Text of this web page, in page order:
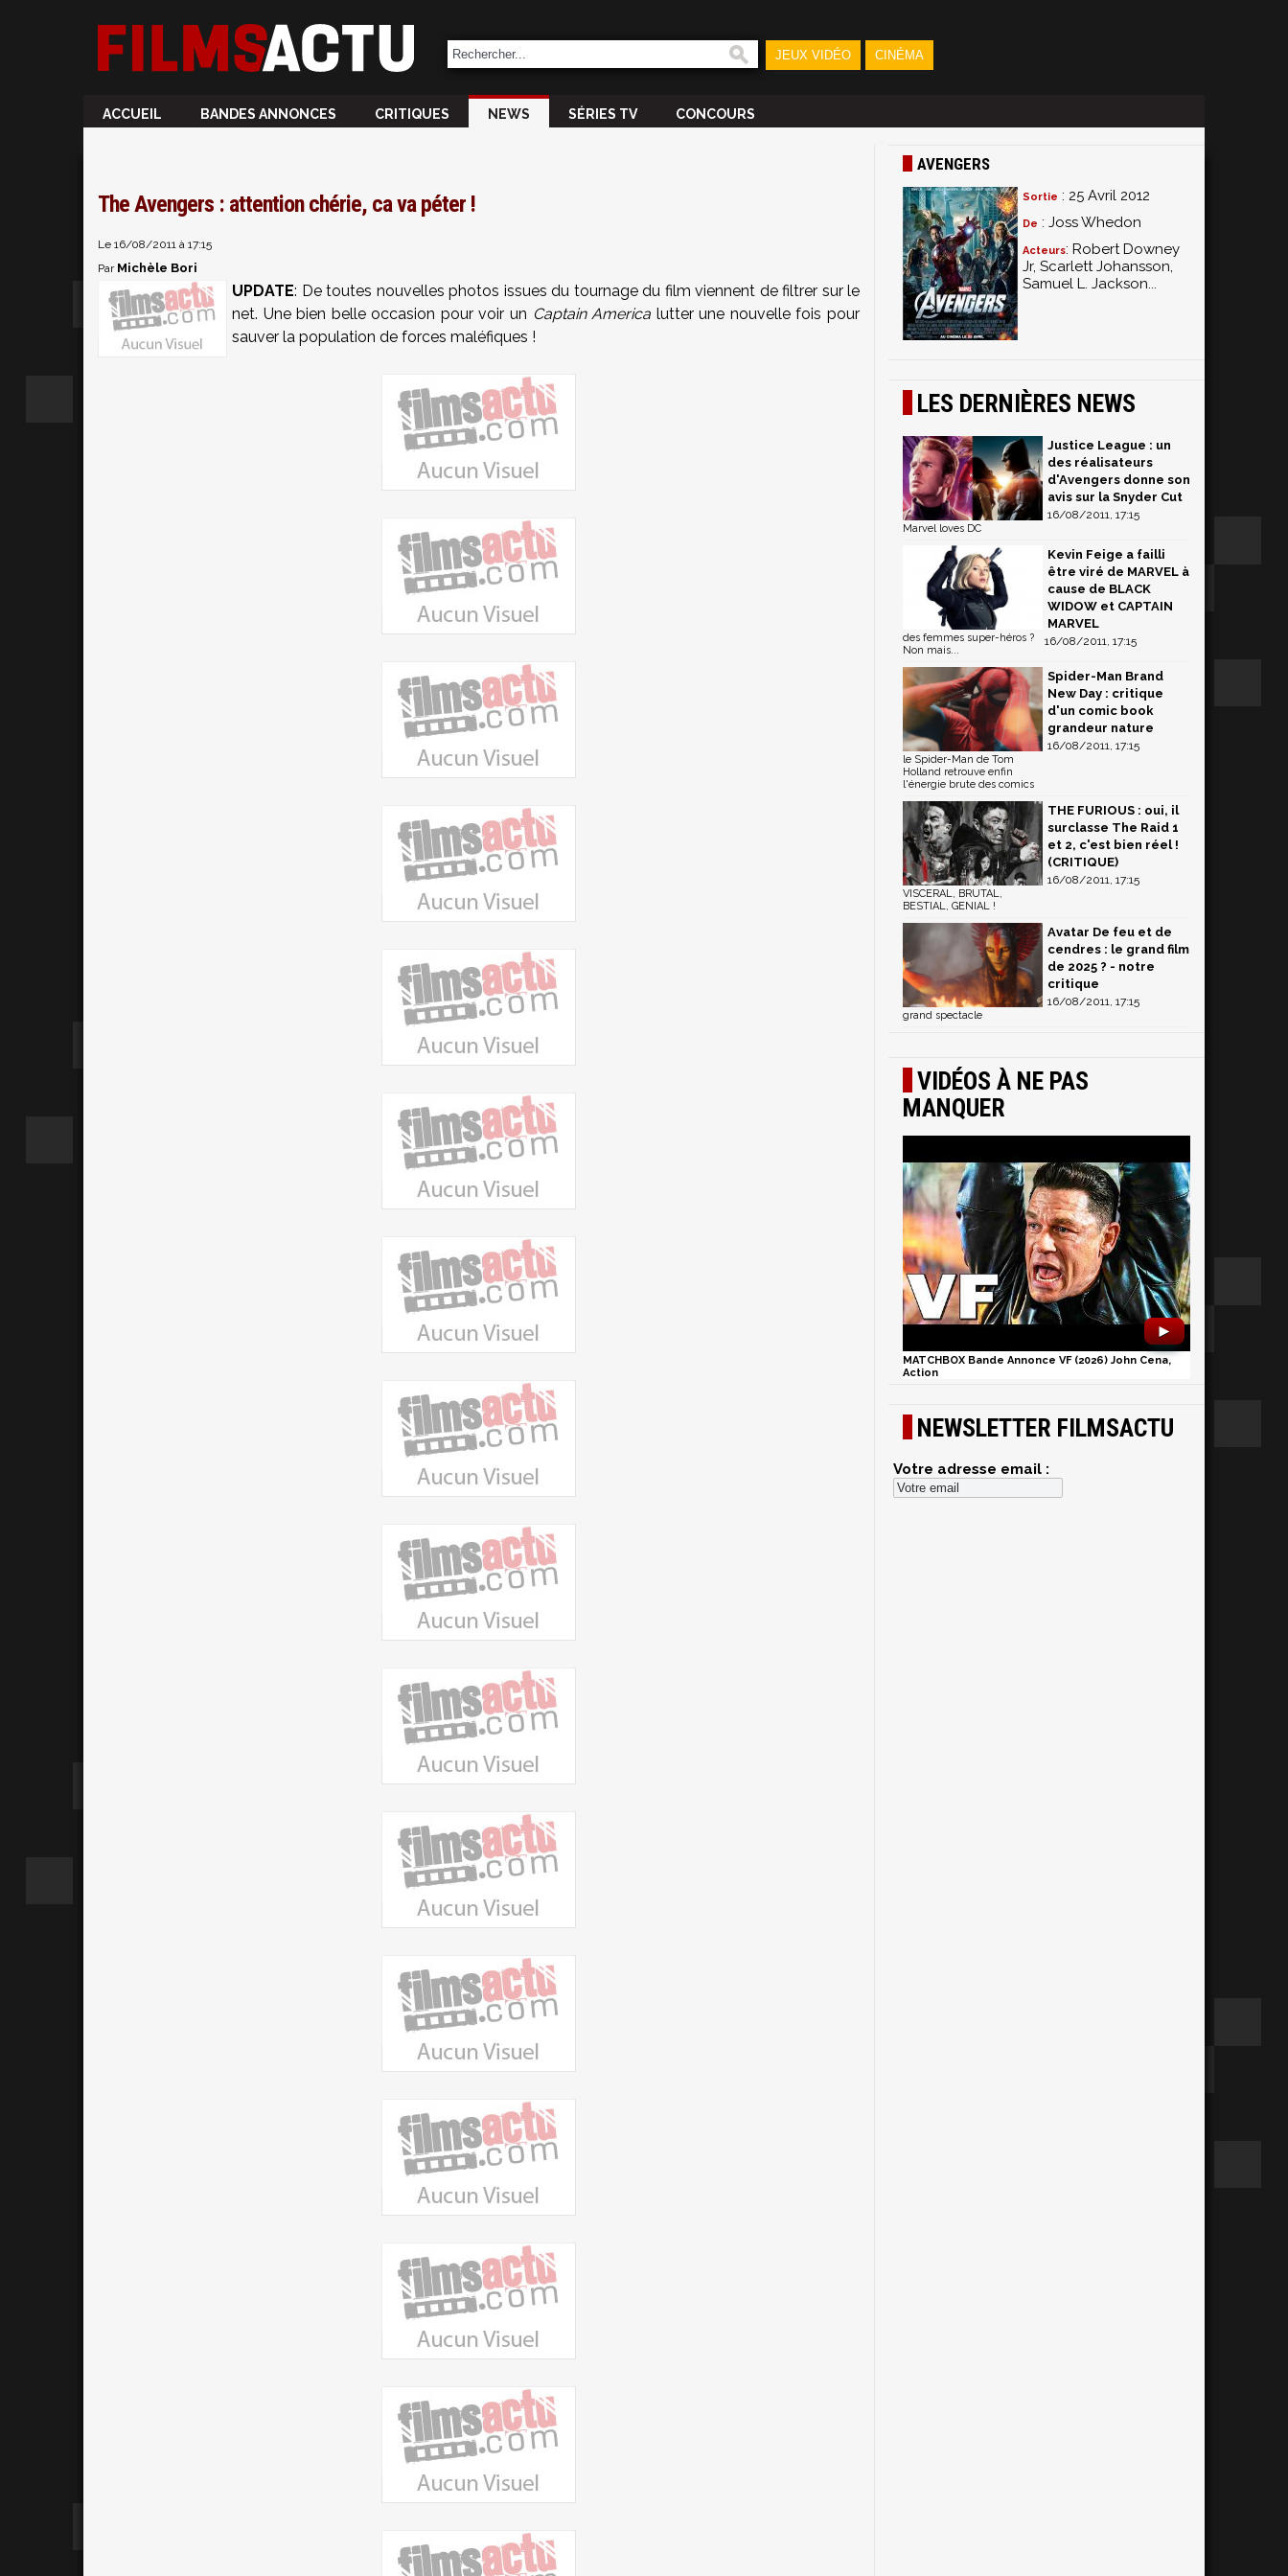
JEUX VIDÉO CINÉMA
ACCUEIL BANDES ANNONCES CRITIQUES NEWS SÉRIES TV CONCOURS
The Avengers : attention chérie, ca va péter !
Le 16/08/2011 à 17:15
Par Michèle Bori
UPDATE: De toutes nouvelles photos issues du tournage du film viennent de filtrer sur le
net. Une bien belle occasion pour voir un Captain America lutter une nouvelle fois pour
sauver la population de forces maléfiques !
AVENGERS
Sortie : 25 Avril 2012
De : Joss Whedon
Acteurs: Robert Downey
Jr, Scarlett Johansson,
Samuel L. Jackson...
LES DERNIÈRES NEWS
Justice League : un
des réalisateurs
d'Avengers donne son
avis sur la Snyder Cut
16/08/2011, 17:15
Marvel loves DC
Kevin Feige a failli
être viré de MARVEL à
cause de BLACK
WIDOW et CAPTAIN
MARVEL
16/08/2011, 17:15
des femmes super-héros ?
Non mais...
Spider-Man Brand
New Day : critique
d'un comic book
grandeur nature
16/08/2011, 17:15
le Spider-Man de Tom
Holland retrouve enfin
l'énergie brute des comics
THE FURIOUS : oui, il
surclasse The Raid 1
et 2, c'est bien réel !
(CRITIQUE)
16/08/2011, 17:15
VISCERAL, BRUTAL,
BESTIAL, GENIAL !
Avatar De feu et de
cendres : le grand film
de 2025 ? - notre
critique
16/08/2011, 17:15
grand spectacle
VIDÉOS À NE PAS
MANQUER
►
MATCHBOX Bande Annonce VF (2026) John Cena,
Action
NEWSLETTER FILMSACTU
Votre adresse email :